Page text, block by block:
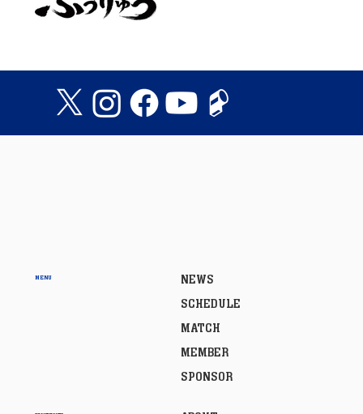
NEWS
SCHEDULE
MATCH
MEMBER
SPONSOR
MENU